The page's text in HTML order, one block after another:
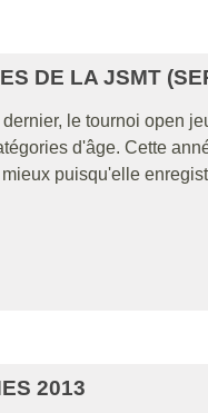
DE LA JSMT
le tournoi open
d'âge. Cette
puisqu'elle
2013